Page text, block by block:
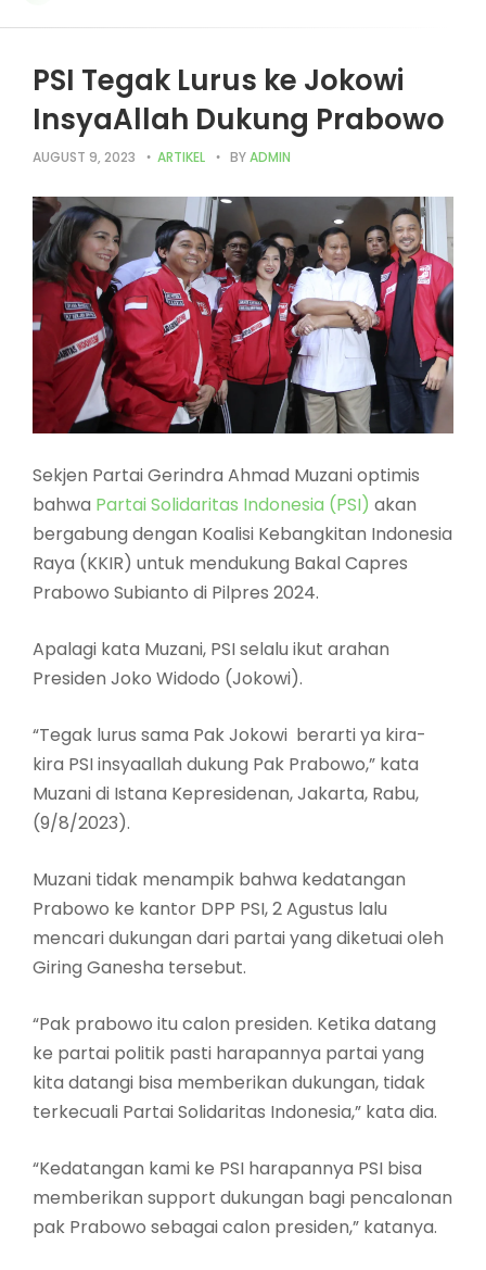
PSI Tegak Lurus ke Jokowi
InsyaAllah Dukung Prabowo
AUGUST 9, 2023 ARTIKEL BYADMIN
Sekjen Partai Gerindra Ahmad Muzani optimis
bahwa Partai Solidaritas Indonesia (PSI) akan
bergabung dengan Koalisi Kebangkitan Indonesia
Raya (KKIR) untuk mendukung Bakal Capres
Prabowo Subianto di Pilpres 2024.
Apalagi kata Muzani, PSI selalu ikut arahan
Presiden Joko Widodo (Jokowi).
“Tegak lurus sama Pak Jokowi berarti ya kira-
kira PSI insyaallah dukung Pak Prabowo,” kata
Muzani di Istana Kepresidenan, Jakarta, Rabu,
(9/8/2023).
Muzani tidak menampik bahwa kedatangan
Prabowo ke kantor DPP PSI, 2 Agustus lalu
mencari dukungan dari partai yang diketuai oleh
Giring Ganesha tersebut.
“Pak prabowo itu calon presiden. Ketika datang
ke partai politik pasti harapannya partai yang
kita datangi bisa memberikan dukungan, tidak
terkecuali Partai Solidaritas Indonesia,” kata dia.
“Kedatangan kami ke PSI harapannya PSI bisa
memberikan support dukungan bagi pencalonan
pak Prabowo sebagai calon presiden,” katanya.